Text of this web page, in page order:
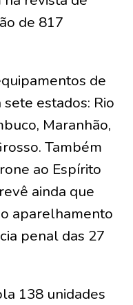
de 817
de
estados: Rio
Maranhão,
Também
ao Espírito
ainda que
aparelhamento
penal das 27
138 unidades